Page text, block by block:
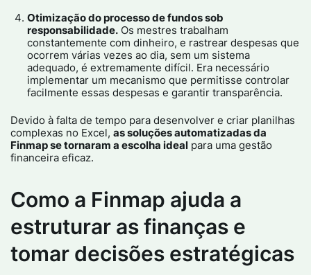
Otimização do processo de fundos sob
responsabilidade. Os mestres trabalham
constantemente com dinheiro, e rastrear despesas que
ocorrem várias vezes ao dia, sem um sistema
adequado, é extremamente difícil. Era necessário
implementar um mecanismo que permitisse controlar
facilmente essas despesas e garantir transparência.​
Devido à falta de tempo para desenvolver e criar planilhas
complexas no Excel,as soluções automatizadas da
Finmap se tornaram a escolha ideal para uma gestão
financeira eficaz.​
Como a Finmap ajuda a
estruturar as finanças e
tomar decisões estratégicas